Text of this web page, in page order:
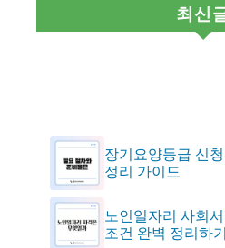
최신
장기요양등급 신
정리 가이드
노인일자리 사회
조건 완벽 정리하기